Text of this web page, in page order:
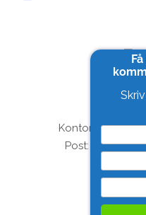
Tel.
Kontor & Ateljé:
Post: Såggatan